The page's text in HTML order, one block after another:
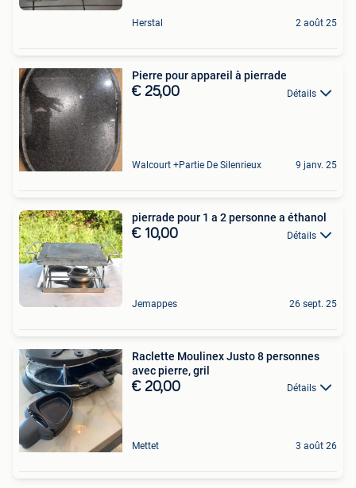
Herstal 2 août 25
Pierre pour appareil à pierrade
€ 25,00 Détails
Walcourt +Partie De Silenrieux 9 janv. 25
pierrade pour 1 a 2 personne a éthanol
€ 10,00 Détails
Jemappes 26 sept. 25
Raclette Moulinex Justo 8 personnes
avec pierre, gril
€ 20,00 Détails
Mettet 3 août 26